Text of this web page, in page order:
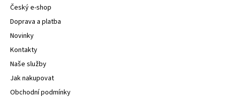
Český e-shop
Doprava a platba
Novinky
Kontakty
Naše služby
Jak nakupovat
Obchodní podmínky